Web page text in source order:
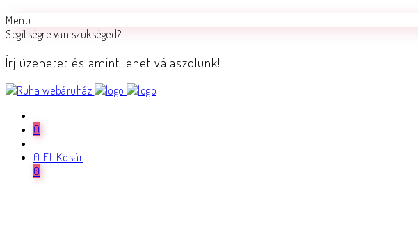
Menü
Segítségre van szükséged?
Írj üzenetet és amint lehet válaszolunk!
0
0 Ft Kosár
0